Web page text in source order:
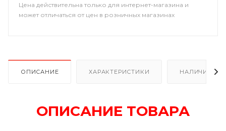
Цена действительна только для интернет-магазина и
может отличаться от цен в розничных магазинах
ОПИСАНИЕ ХАРАКТЕРИСТИКИ НАЛИЧИЕ
ОПИСАНИЕ ТОВАРА